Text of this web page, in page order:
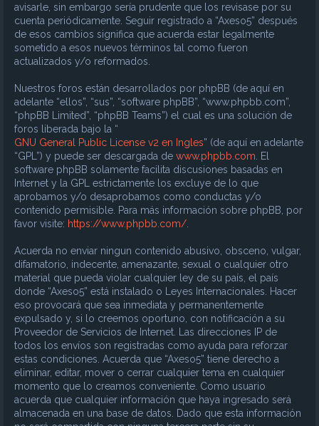
avisarle, sin embargo sería prudente que los revisase por su
cuenta periódicamente. Seguir registrado a “Axeso5” después
de esos cambios significa que acuerda estar legalmente
sometido a esos nuevos términos tal como fueron
actualizados y/o reformados.
Nuestros foros están desarrollados por phpBB (de aquí en
adelante “ellos”, “sus”, “software phpBB”, “www.phpbb.com”,
“phpBB Limited”, “phpBB Teams”) el cual es una solución de
foros liberada bajo la “
GNU General Public License v2 en Ingles” (de aquí en adelante
“GPL”) y puede ser descargada de www.phpbb.com . El
software phpBB solamente facilita discusiones basadas en
Internet y la GPL estrictamente los excluye de lo que
aprobamos y/o desaprobamos como conductas y/o
contenido permisible. Para más información sobre phpBB, por
favor visite: https://www.phpbb.com/
Acuerda no enviar ningun contenido abusivo, obsceno, vulgar,
difamatorio, indecente, amenazante, sexual o cualquier otro
material que pueda violar cualquier ley de su país, el país
donde “Axeso5” está instalado o Leyes Internacionales. Hacer
eso provocará que sea inmediata y permanentemente
expulsado y, si lo creemos oportuno, con notificación a su
Proveedor de Servicios de Internet. Las direcciones IP de
todos los envíos son registradas como ayuda para reforzar
estas condiciones. Acuerda que “Axeso5” tiene derecho a
eliminar, editar, mover o cerrar cualquier tema en cualquier
momento que lo creamos conveniente. Como usuario
acuerda que cualquier información que haya ingresado será
almacenada en una base de datos. Dado que esta información